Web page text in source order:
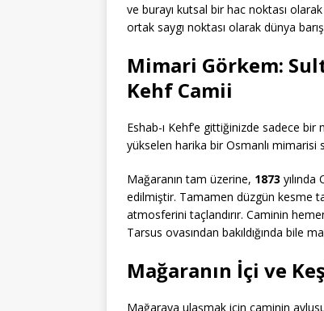
ve burayı kutsal bir hac noktası
ortak saygı noktası olarak dünya
Mimari Görkem:
Kehf Camii
Eshab-ı Kehf’e gittiğinizde sadece
yükselen harika bir Osmanlı mimarisi
Mağaranın tam üzerine, 1873 yılında
edilmiştir. Tamamen düzgün kesme
atmosferini taçlandırır. Caminin
Tarsus ovasından bakıldığında bile
Mağaranın İçi ve
Mağaraya ulaşmak için caminin